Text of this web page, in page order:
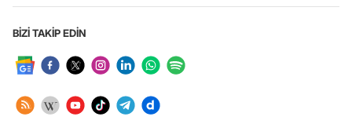
BİZİ TAKİP EDİN